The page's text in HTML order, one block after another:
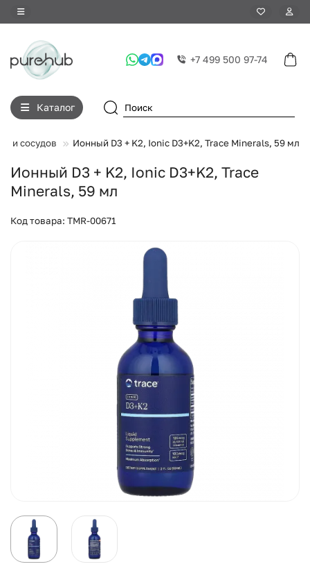
+7 499 500 97-74
Каталог
и сосудов Ионный D3 + K2, Ionic D3+K2, Trace Minerals, 59 мл
Ионный D3 + K2, Ionic D3+K2, Trace
Minerals, 59 мл
Код товара: TMR-00671